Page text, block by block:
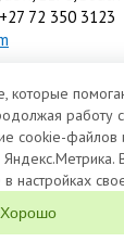
72 350 3123
© «LIMACO» JSC
Products
которые
работу
cookie-файлов
настройках
Хорошо